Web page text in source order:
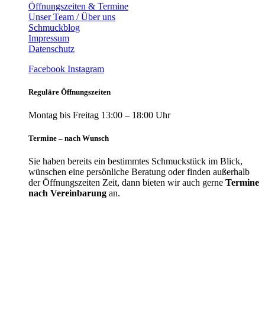
Öffnungszeiten & Termine
Unser Team / Über uns
Schmuckblog
Impressum
Datenschutz
Facebook Instagram
Reguläre Öffnungszeiten
Montag bis Freitag 13:00 – 18:00 Uhr
Termine – nach Wunsch
Sie haben bereits ein bestimmtes Schmuckstück im Blick,
wünschen eine persönliche Beratung oder finden außerhalb
der Öffnungszeiten Zeit, dann bieten wir auch gerne Termine
nach Vereinbarung an.